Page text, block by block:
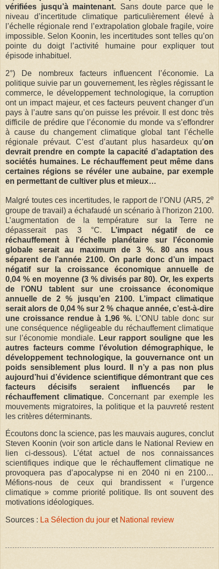
vérifiées jusqu’à maintenant. Sans doute parce que le
niveau d’incertitude climatique particulièrement élevé à
l’échelle régionale rend l’extrapolation globale fragile, voire
impossible. Selon Koonin, les incertitudes sont telles qu’on
pointe du doigt l’activité humaine pour expliquer tout
épisode inhabituel.
2°) De nombreux facteurs influencent l’économie. La
politique suivie par un gouvernement, les règles régissant le
commerce, le développement technologique, la corruption
ont un impact majeur, et ces facteurs peuvent changer d’un
pays à l’autre sans qu’on puisse les prévoir. Il est donc très
difficile de prédire que l’économie du monde va s’effondrer
à cause du changement climatique global tant l’échelle
régionale prévaut. C’est d’autant plus hasardeux qu’on
devrait prendre en compte la capacité d’adaptation des
sociétés humaines. Le réchauffement peut même dans
certaines régions se révéler une aubaine, par exemple
en permettant de cultiver plus et mieux…
Malgré toutes ces incertitudes, le rapport de l’ONU (AR5, 2e
groupe de travail) a échafaudé un scénario à l’horizon 2100.
L’augmentation de la température sur la Terre ne
dépasserait pas 3 °C.
L’impact négatif de ce
réchauffement à l’échelle planétaire sur l’économie
globale serait au maximum de 3 %. 80 ans nous
séparent de l’année 2100. On parle donc d’un impact
négatif sur la croissance économique annuelle de
0,04 % en moyenne (3 % divisés par 80). Or, les experts
de l’ONU tablent sur une croissance économique
annuelle de 2 % jusqu’en 2100. L’impact climatique
serait alors de 0,04 % sur 2 % chaque année, c’est-à-dire
une croissance rendue à 1,96 %. L’ONU table donc sur
une conséquence négligeable du réchauffement climatique
sur l’économie mondiale.
Leur rapport souligne que les
autres facteurs comme l’évolution démographique, le
développement technologique, la gouvernance ont un
poids sensiblement plus lourd. Il n’y a pas non plus
aujourd’hui d’évidence scientifique démontrant que ces
facteurs décisifs seraient influencés par le
réchauffement climatique.Concernant par exemple les
mouvements migratoires, la politique et la pauvreté restent
les critères déterminants.
Écoutons donc la science, pas les mauvais augures, conclut
Steven Koonin (voir son article dans le National Review en
lien ci-dessous). L’état actuel de nos connaissances
scientifiques indique que le réchauffement climatique ne
provoquera pas d’apocalypse ni en 2040 ni en 2100…
Méfions-nous de ceux qui brandissent « l’urgence
climatique » comme priorité politique. Ils ont souvent des
motivations idéologiques.
Sources : La Sélection du jour et National review